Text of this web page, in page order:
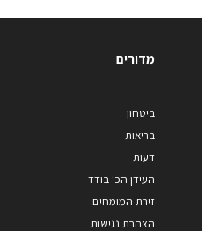
מדורים
ביטחון
בריאות
דעות
העידן הכי בודד
זירת המומחים
הצהרת נגישות